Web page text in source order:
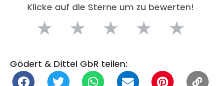
Klicke auf die Sterne um zu bewerten!
★ ★ ★ ★ ★
Gödert & Dittel GbR teilen: